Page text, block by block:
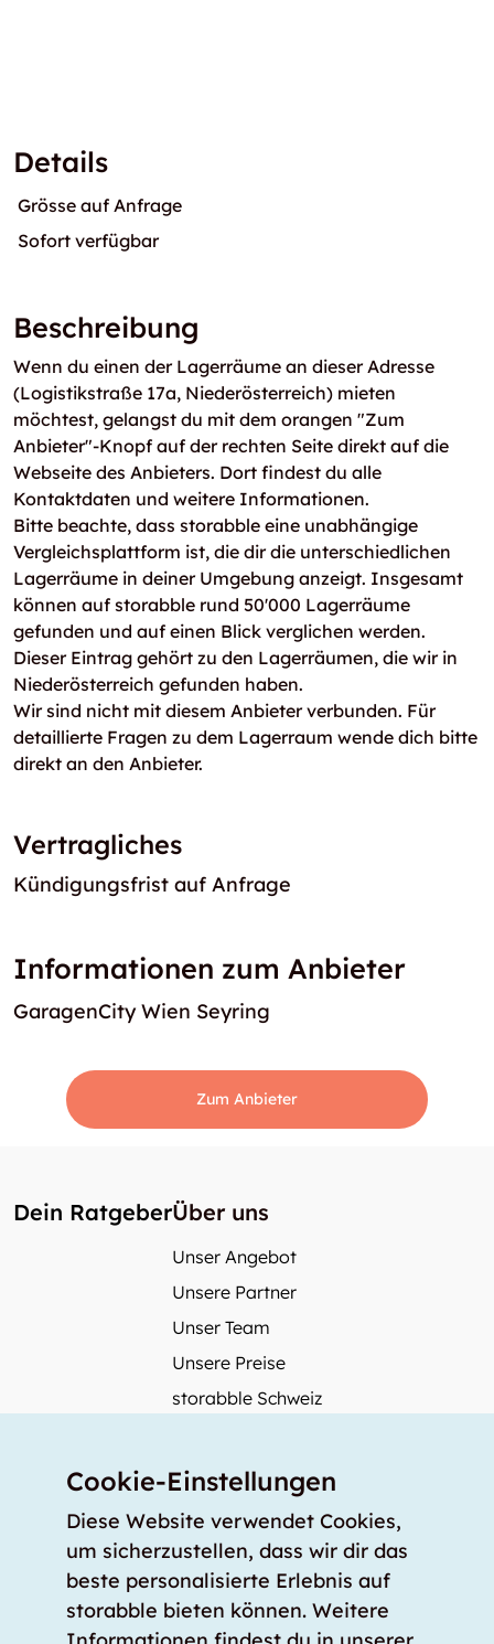
Details
Grösse auf Anfrage
Sofort verfügbar
Beschreibung
Wenn du einen der Lagerräume an dieser Adresse
(Logistikstraße 17a, Niederösterreich) mieten
möchtest, gelangst du mit dem orangen "Zum
Anbieter"-Knopf auf der rechten Seite direkt auf die
Webseite des Anbieters. Dort findest du alle
Kontaktdaten und weitere Informationen.
Bitte beachte, dass storabble eine unabhängige
Vergleichsplattform ist, die dir die unterschiedlichen
Lagerräume in deiner Umgebung anzeigt. Insgesamt
können auf storabble rund 50'000 Lagerräume
gefunden und auf einen Blick verglichen werden.
Dieser Eintrag gehört zu den Lagerräumen, die wir in
Niederösterreich gefunden haben.
Wir sind nicht mit diesem Anbieter verbunden. Für
detaillierte Fragen zu dem Lagerraum wende dich bitte
direkt an den Anbieter.
Vertragliches
Kündigungsfrist auf Anfrage
Informationen zum Anbieter
GaragenCity Wien Seyring
Zum Anbieter
Dein RatgeberÜber uns
Unser Angebot
Unsere Partner
Unser Team
Unsere Preise
storabble Schweiz
Mehr über storabble
Medienbeiträge
Wie gross muss ein Lagerraum sein?
Was kostet ein Lagerraum?
Cookie-Einstellungen
Diese Website verwendet Cookies,
um sicherzustellen, dass wir dir das
beste personalisierte Erlebnis auf
storabble bieten können. Weitere